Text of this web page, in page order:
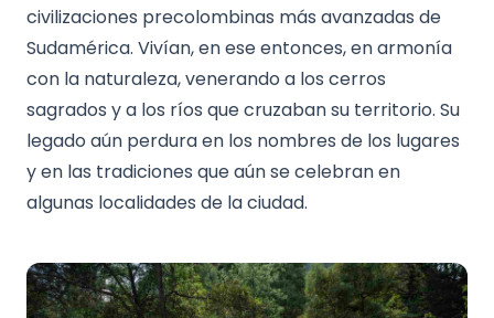
civilizaciones precolombinas más avanzadas de
Sudamérica. Vivían, en ese entonces, en armonía
con la naturaleza, venerando a los cerros
sagrados y a los ríos que cruzaban su territorio. Su
legado aún perdura en los nombres de los lugares
y en las tradiciones que aún se celebran en
algunas localidades de la ciudad.